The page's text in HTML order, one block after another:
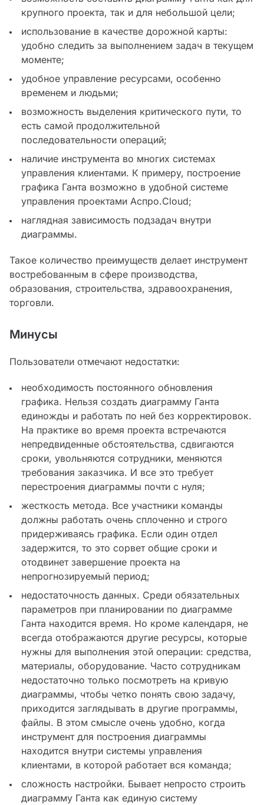
крупного проекта, так и для небольшой цели;
использование в качестве дорожной карты:
удобно следить за выполнением задач в текущем
моменте;
удобное управление ресурсами, особенно
временем и людьми;
возможность выделения критического пути, то
есть самой продолжительной
последовательности операций;
наличие инструмента во многих системах
управления клиентами. К примеру, построение
графика Ганта возможно в удобной системе
управления проектами Аспро.Cloud;
наглядная зависимость подзадач внутри
диаграммы.
Такое количество преимуществ делает инструмент
востребованным в сфере производства,
образования, строительства, здравоохранения,
торговли.
Минусы
Пользователи отмечают недостатки:
необходимость постоянного обновления
графика. Нельзя создать диаграмму Ганта
единожды и работать по ней без корректировок.
На практике во время проекта встречаются
непредвиденные обстоятельства, сдвигаются
сроки, увольняются сотрудники, меняются
требования заказчика. И все это требует
перестроения диаграммы почти с нуля;
жесткость метода. Все участники команды
должны работать очень сплоченно и строго
придерживаясь графика. Если один отдел
задержится, то это сорвет общие сроки и
отодвинет завершение проекта на
непрогнозируемый период;
недостаточность данных. Среди обязательных
параметров при планировании по диаграмме
Ганта находится время. Но кроме календаря, не
всегда отображаются другие ресурсы, которые
нужны для выполнения этой операции: средства,
материалы, оборудование. Часто сотрудникам
недостаточно только посмотреть на кривую
диаграммы, чтобы четко понять свою задачу,
приходится заглядывать в другие программы,
файлы. В этом смысле очень удобно, когда
инструмент для построения диаграммы
находится внутри системы управления
клиентами, в которой работает вся команда;
сложность настройки. Бывает непросто строить
диаграмму Ганта как единую систему